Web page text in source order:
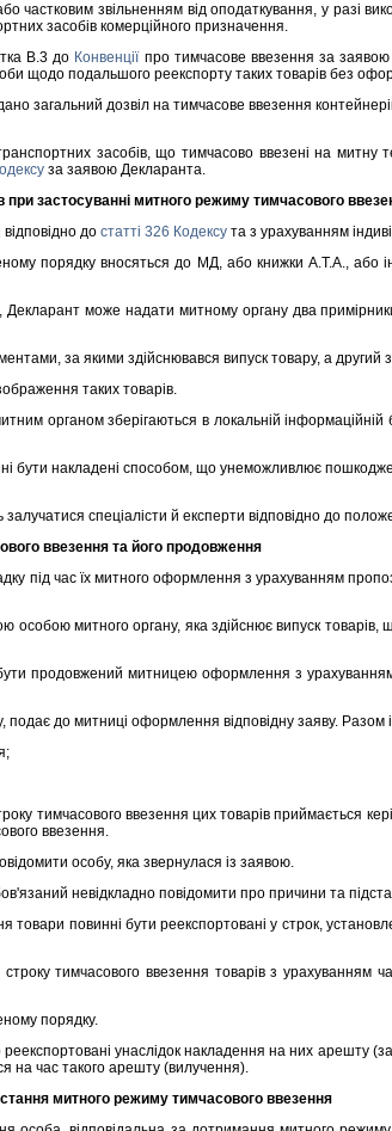
звiльненням вiд оподаткування, у разi
засобiв комерцiйного призначення.
B.3 до Конвенцiїпро тимчасове ввезення за
щодо подальшого реекспорту таких товарiв без
загальний дозвiл на тимчасове ввезення
засобiв, що тимчасово ввезенi на митну
за заявою Декларанта.
при застосуваннi митного режиму тимчасового
до статтi 326 Кодексу та з урахуванням
порядку вносяться до МД, або книжки А.Т.А., або
може надати митному органу два
за якими здiйснювався випуск товару, а другий
таких товарiв.
органом зберiгаються в локальнiй
накладенi способом, що унеможливлює
спецiалiсти й експерти вiдповiдно до
ввезення та його продовження
пiд час їх митного оформлення з урахуванням
митного органу, яка здiйснює випуск
продовжений митницею оформлення з
до митницi оформлення вiдповiдну заяву. Разом
тимчасового ввезення цих товарiв приймається
ввезення.
особу, яка звернулася iз заявою.
невiдкладно повiдомити про причини та
повиннi бути реекспортованi у строк,
тимчасового ввезення товарiв з урахуванням
порядку.
унаслiдок накладення на них арешту
на час такого арешту (вилучення).
митного режиму тимчасового ввезення